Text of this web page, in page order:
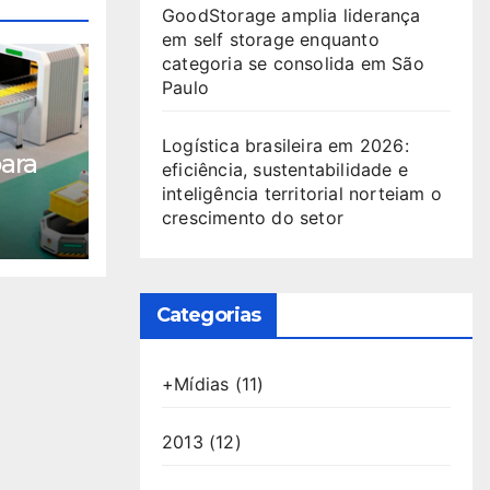
GoodStorage amplia liderança
em self storage enquanto
categoria se consolida em São
Paulo
Logística brasileira em 2026:
eficiência, sustentabilidade e
inteligência territorial norteiam o
crescimento do setor
Categorias
+Mídias (11)
2013 (12)